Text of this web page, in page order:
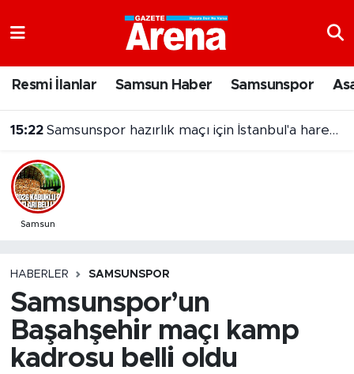
Resmi İlanlar Samsun Haber Samsunspor
15:22 Samsunspor hazırlık maçı için İstanbul'a hareket etti
Samsun
HABERLER SAMSUNSPOR
Samsunspor’un
Başahşehir maçı kamp
kadrosu belli oldu
Samsun Namaz Vakitleri
Trafik Durumu
Süper Lig Puan Durumu ve Fikstür
Son Dakika Haberleri
Haber Arşivi